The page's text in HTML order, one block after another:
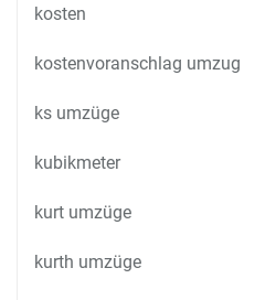
kosten
kostenvoranschlag umzug
ks umzüge
kubikmeter
kurt umzüge
kurth umzüge